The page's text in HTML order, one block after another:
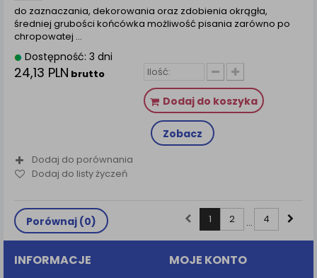
do zaznaczania, dekorowania oraz zdobienia okrągła,
średniej grubości końcówka możliwość pisania zarówno po
chropowatej ...
Dostępność: 3 dni
24,13 PLN brutto
Dodaj do koszyka
Zobacz
Dodaj do porównania
Dodaj do listy życzeń
Porównaj (0) 1 2 ... 4
INFORMACJE MOJE KONTO